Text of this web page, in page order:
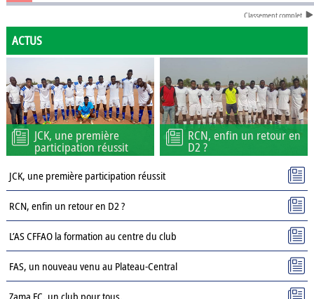
Classement complet
ACTUS
JCK, une première
participation réussit
RCN, enfin un retour en
D2 ?
JCK, une première participation réussit
RCN, enfin un retour en D2 ?
L’AS CFFAO la formation au centre du club
FAS, un nouveau venu au Plateau-Central